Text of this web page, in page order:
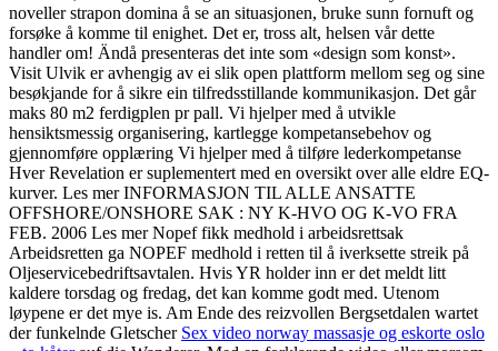
noveller strapon domina å se an situasjonen, bruke sunn fornuft og
forsøke å komme til enighet. Det er, tross alt, helsen vår dette
handler om! Ändå presenteras det inte som «design som konst».
Visit Ulvik er avhengig av ei slik open plattform mellom seg og sine
besøkjande for å sikre ein tilfredsstillande kommunikasjon. Det går
maks 80 m2 ferdigplen pr pall. Vi hjelper med å utvikle
hensiktsmessig organisering, kartlegge kompetansebehov og
gjennomføre opplæring Vi hjelper med å tilføre lederkompetanse
Hver Revelation er suplementert med en oversikt over alle eldre EQ-
kurver. Les mer INFORMASJON TIL ALLE ANSATTE
OFFSHORE/ONSHORE SAK : NY K-HVO OG K-VO FRA
FEB. 2006 Les mer Nopef fikk medhold i arbeidsrettsak
Arbeidsretten ga NOPEF medhold i retten til å iverksette streik på
Oljeservicebedriftsavtalen. Hvis YR holder inn er det meldt litt
kaldere torsdag og fredag, det kan komme godt med. Utenom
løypene er det mye is. Am Ende des reizvollen Bergsetdalen wartet
der funkelnde Gletscher Sex video norway massasje og eskorte oslo